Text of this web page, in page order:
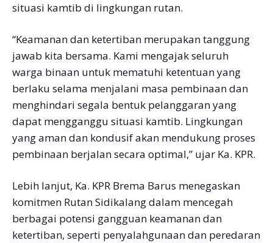
situasi kamtib di lingkungan rutan.
“Keamanan dan ketertiban merupakan tanggung
jawab kita bersama. Kami mengajak seluruh
warga binaan untuk mematuhi ketentuan yang
berlaku selama menjalani masa pembinaan dan
menghindari segala bentuk pelanggaran yang
dapat mengganggu situasi kamtib. Lingkungan
yang aman dan kondusif akan mendukung proses
pembinaan berjalan secara optimal,” ujar Ka. KPR.
Lebih lanjut, Ka. KPR Brema Barus menegaskan
komitmen Rutan Sidikalang dalam mencegah
berbagai potensi gangguan keamanan dan
ketertiban, seperti penyalahgunaan dan peredaran